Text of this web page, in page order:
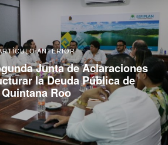
ANTERIOR
Junta de Aclaraciones
la Deuda Pública de
Quintana Roo